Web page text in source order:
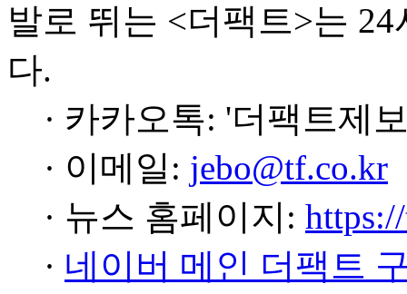
발로 뛰는 <더팩트>는
다.
· 카카오톡: '더팩트제
· 이메일: jebo@tf.co.kr
· 뉴스 홈페이지:
· 네이버 메인 더팩트